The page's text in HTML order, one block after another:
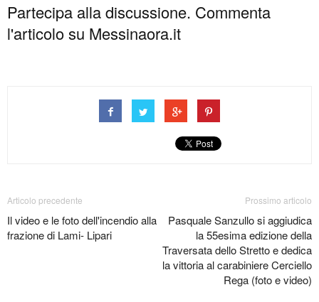
Partecipa alla discussione. Commenta
l'articolo su Messinaora.it
Articolo precedente
Il video e le foto dell'incendio alla
frazione di Lami- Lipari
Prossimo articolo
Pasquale Sanzullo si aggiudica
la 55esima edizione della
Traversata dello Stretto e dedica
la vittoria al carabiniere Cerciello
Rega (foto e video)